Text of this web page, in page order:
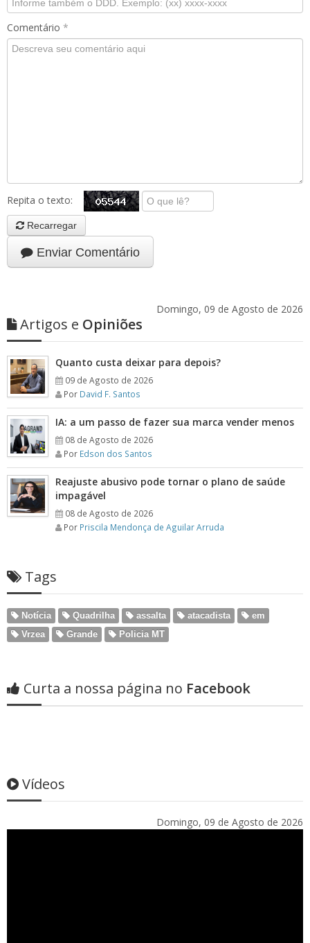
Comentário *
Repita o texto:
Recarregar
Enviar Comentário
Domingo, 09 de Agosto de 2026
Artigos e Opiniões
Quanto custa deixar para depois?
09 de Agosto de 2026
Por David F. Santos
IA: a um passo de fazer sua marca vender menos
08 de Agosto de 2026
Por Edson dos Santos
Reajuste abusivo pode tornar o plano de saúde
impagável
08 de Agosto de 2026
Por Priscila Mendonça de Aguilar Arruda
Tags
Notícia Quadrilha assalta atacadista
em
Vrzea
Grande Policia MT
Curta a nossa página no Facebook
Vídeos
Domingo, 09 de Agosto de 2026